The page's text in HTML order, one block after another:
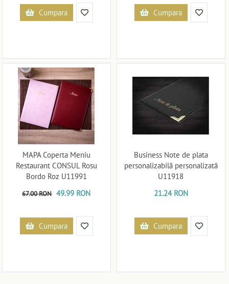
Cumpara Cumpara
MAPA Coperta Meniu
Restaurant CONSUL Rosu
Bordo Roz U11991
67.00 RON 49.99 RON
Cumpara
Business Note de plata
personalizabilă personalizată
U11918
21.24 RON
Cumpara